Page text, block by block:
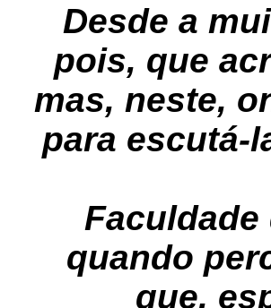
Desde a
pois, que
mas, neste,
para escutá-
quando
que,